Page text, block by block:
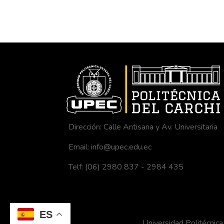
ES
Dirección: Calle Antisana y Av. Universitaria
Email: info@upec.edu.ec
Telf: (06) 2980 837 - 2984 435